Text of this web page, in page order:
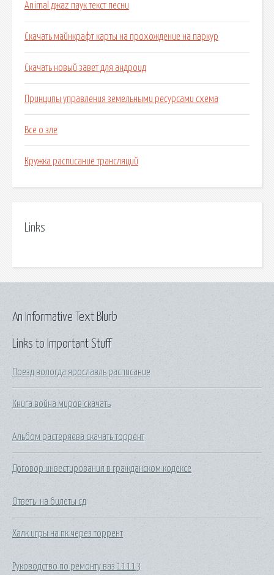
Animal джаz паук текст песни
Скачать майнкрафт карты на прохождение на паркур
Скачать новый завет для андроид
Принципы управления земельными ресурсами схема
Все о зле
Кружка расписание трансляций
Links
Links to Important Stuff
Поезд вологда ярославль расписание
Книга война миров скачать
Альбом растеряева скачать торрент
Договор инвестирования в гражданском кодексе
Ответы на билеты сд
Халк игры на пк через торрент
Руководство по ремонту ваз 11113
An Informative Text Blurb